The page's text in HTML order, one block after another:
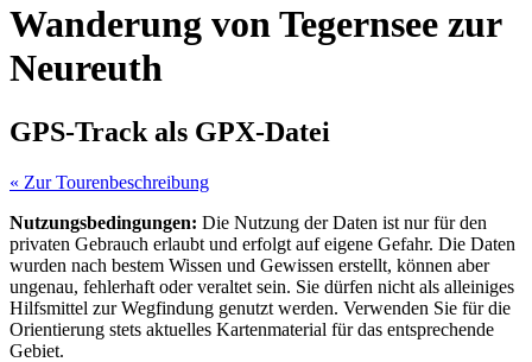
Wanderung von Tegernsee zur
Neureuth
GPS-Track als GPX-Datei
« Zur Tourenbeschreibung
Nutzungsbedingungen: Die Nutzung der Daten ist nur für den
privaten Gebrauch erlaubt und erfolgt auf eigene Gefahr. Die Daten
wurden nach bestem Wissen und Gewissen erstellt, können aber
ungenau, fehlerhaft oder veraltet sein. Sie dürfen nicht als alleiniges
Hilfsmittel zur Wegfindung genutzt werden. Verwenden Sie für die
Orientierung stets aktuelles Kartenmaterial für das entsprechende
Gebiet.